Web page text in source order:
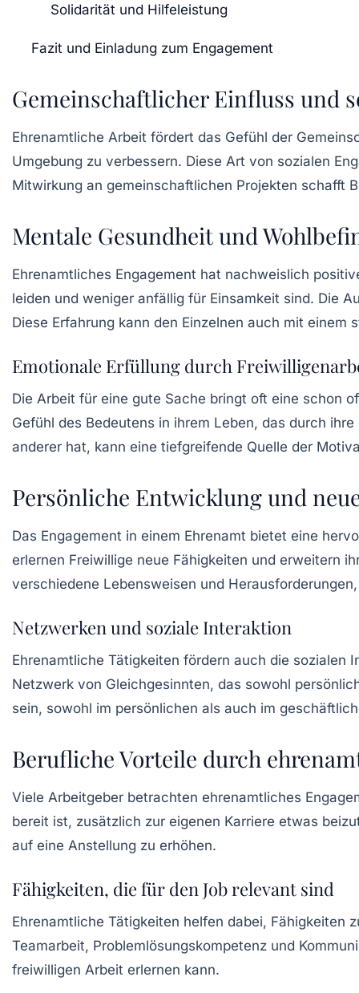
Solidarität und Hilfeleistung
Fazit und Einladung zum Engagement
Gemeinschaftlicher Einfluss und
Ehrenamtliche Arbeit fördert das Gefühl der
Umgebung zu verbessern. Diese Art von sozialen
Mitwirkung an gemeinschaftlichen Projekten schafft
Mentale Gesundheit und
Ehrenamtliches Engagement hat nachweislich
leiden und weniger anfällig für Einsamkeit sind. Die
Diese Erfahrung kann den Einzelnen auch mit
Emotionale Erfüllung durch
Die Arbeit für eine gute Sache bringt oft eine schon
Gefühl des Bedeutens in ihrem Leben, das durch
anderer hat, kann eine tiefgreifende Quelle der
Persönliche Entwicklung und
Das Engagement in einem Ehrenamt bietet eine
erlernen Freiwillige neue Fähigkeiten und erweitern
verschiedene Lebensweisen und
Netzwerken und soziale Interaktion
Ehrenamtliche Tätigkeiten fördern auch die sozialen
Netzwerk von Gleichgesinnten, das sowohl
sein, sowohl im persönlichen als auch im
Berufliche Vorteile durch
Viele Arbeitgeber betrachten ehrenamtliches
bereit ist, zusätzlich zur eigenen Karriere etwas
auf eine Anstellung zu erhöhen.
Fähigkeiten, die für den Job relevant sind
Ehrenamtliche Tätigkeiten helfen dabei, Fähigkeiten
Teamarbeit, Problemlösungskompetenz und
freiwilligen Arbeit erlernen kann.